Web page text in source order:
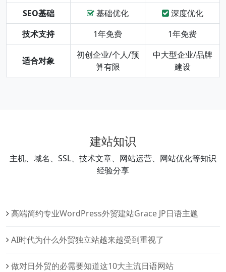
SEO基础
基础优化
深度优化
技术支持
1年免费 1年免费
适合对象
初创企业/个人/预
算有限
中大型企业/品牌
建设
建站知识
主机、域名、SSL、技术文章、网站运营、网站优化等知识
经验分享
高端简约专业WordPress外贸建站Grace JP日语主题
AI时代为什么外贸独立站越来越受到重视了
做对日外贸的必需要知道这10大主流日语网站